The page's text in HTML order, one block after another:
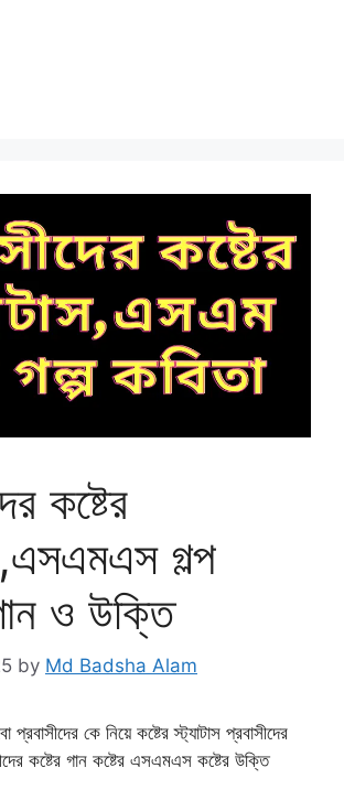
কষ্টের
গল্প
ও উক্তি
by Md Badsha Alam
কে নিয়ে কষ্টের স্ট্যাটাস প্রবাসীদের
কষ্টের গান কষ্টের এসএমএস কষ্টের উক্তি